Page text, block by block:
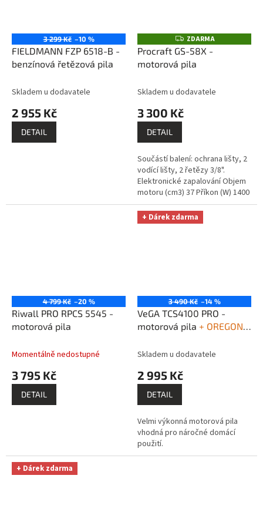
3 299 Kč –10 %
FIELDMANN FZP 6518-B -
benzínová řetězová pila
Skladem u dodavatele
2 955 Kč
DETAIL
Z
D
A
R
ZDARMA
Procraft GS-58X -
motorová pila
Skladem u dodavatele
3 300 Kč
DETAIL
Součástí balení: ochrana lišty, 2
vodící lišty, 2 řetězy 3/8".
Elektronické zapalování Objem
motoru (cm3) 37 Příkon (W) 1400
Typ motoru: Jednoválcový
dvoutaktní motor, YS1E39F...
4 799 Kč –20 %
Riwall PRO RPCS 5545 -
motorová pila
Momentálně nedostupné
3 795 Kč
DETAIL
+ Dárek zdarma
3 490 Kč –14 %
VeGA TCS4100 PRO -
motorová pila + OREGON
NEVADA Mineral 1l olej na
Skladem u dodavatele
2 995 Kč
DETAIL
Velmi výkonná motorová pila
vhodná pro náročné domácí
použití.
+ Dárek zdarma